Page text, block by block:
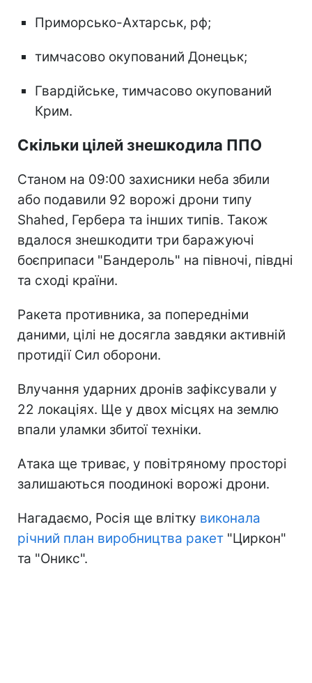
Приморсько-Ахтарськ, рф;
тимчасово окупований Донецьк;
Гвардійське, тимчасово окупований
Крим.
Скільки цілей знешкодила ППО
Станом на 09:00 захисники неба збили
або подавили 92 ворожі дрони типу
Shahed, Гербера та інших типів. Також
вдалося знешкодити три баражуючі
боєприпаси "Бандероль" на півночі, півдні
та сході країни.
Ракета противника, за попередніми
даними, цілі не досягла завдяки активній
протидії Сил оборони.
Влучання ударних дронів зафіксували у
22 локаціях. Ще у двох місцях на землю
впали уламки збитої техніки.
Атака ще триває, у повітряному просторі
залишаються поодинокі ворожі дрони.
Нагадаємо, Росія ще влітку виконала
річний план виробництва ракет "Циркон"
та "Оникс".